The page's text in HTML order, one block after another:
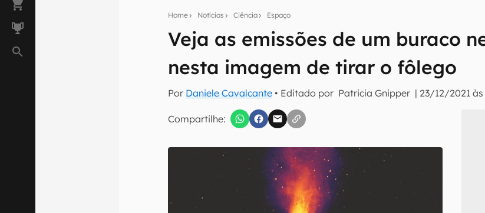
Home Notícias Ciência Espaço
Veja as emissões de um buraco
nesta imagem de tirar o fôlego
Por Daniele Cavalcante • Editado por Patricia Gnipper | 23/12/2021 às
Compartilhe:
Seu resumo inteligente do mundo tech!
Assine a newsletter do Canaltech e receba notícias e reviews sobre
mão.
inscreva-se
Confirmo que li, aceito e concordo com os